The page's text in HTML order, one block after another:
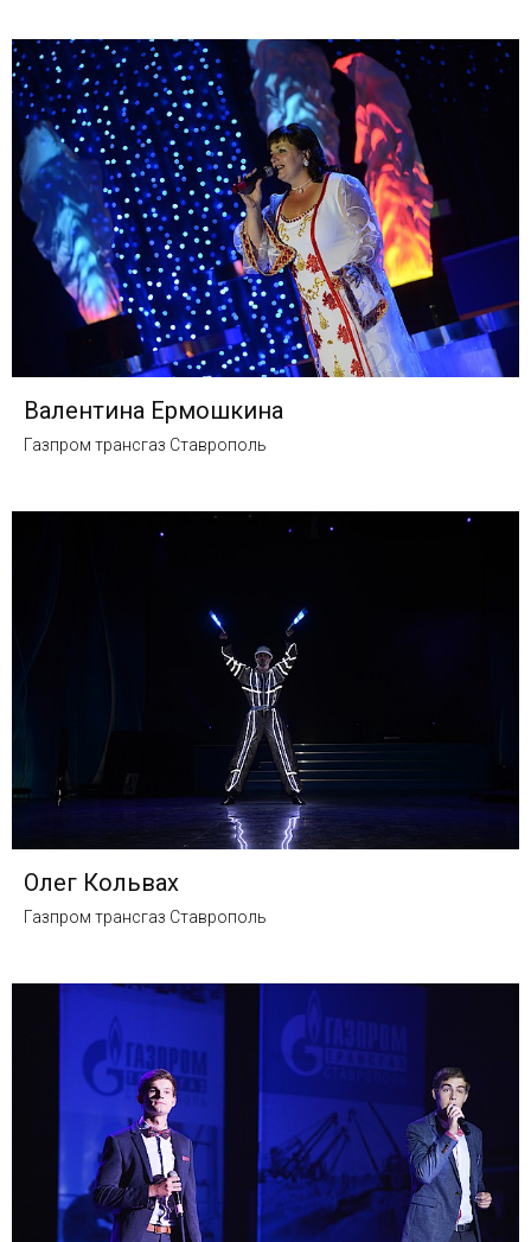
Валентина Ермошкина
Газпром трансгаз Ставрополь
Олег Кольвах
Газпром трансгаз Ставрополь